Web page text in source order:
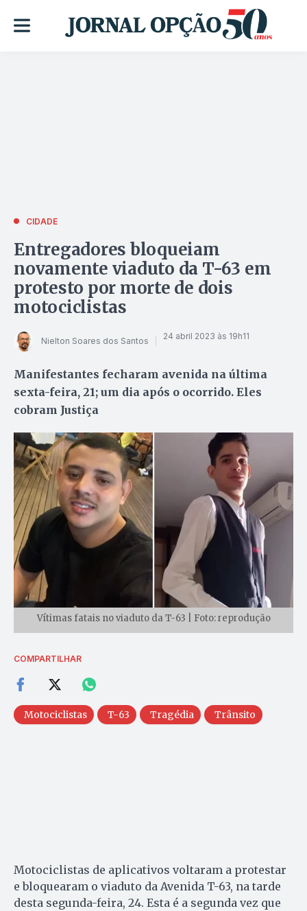
CIDADE
Entregadores bloqueiam
novamente viaduto da T-63 em
protesto por morte de dois
motociclistas
Nielton Soares dos Santos 24 abril 2023 às 19h11
Manifestantes fecharam avenida na última
sexta-feira, 21; um dia após o ocorrido. Eles
cobram Justiça
Vítimas fatais no viaduto da T-63 | Foto: reprodução
COMPARTILHAR
Motociclistas T-63 Tragédia Trânsito
Motociclistas de aplicativos voltaram a protestar
e bloquearam o viaduto da Avenida T-63, na tarde
desta segunda-feira, 24. Esta é a segunda vez que